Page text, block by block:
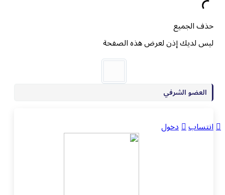
انتساب دخول
حذف الجميع
ليس لديك إذن لعرض هذه الصفحة
العضو الشرفي